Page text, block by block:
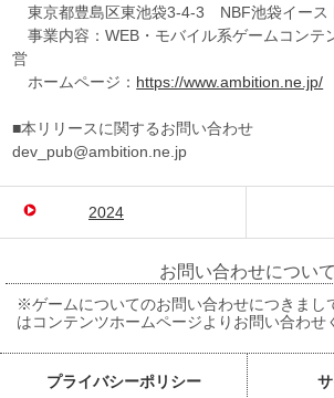
東京都豊島区東池袋3-4-3 NBF池袋イース
事業内容：WEB・モバイル系ゲームコンテ
営
ホームページ： https://www.ambition.ne.jp/
■本リリースに関するお問い合わせ
dev_pub@ambition.ne.jp
2024
お問い合わせについて
※ゲームについてのお問い合わせにつきまし
はコンテンツホームページよりお問い合わせ
プライバシーポリシー